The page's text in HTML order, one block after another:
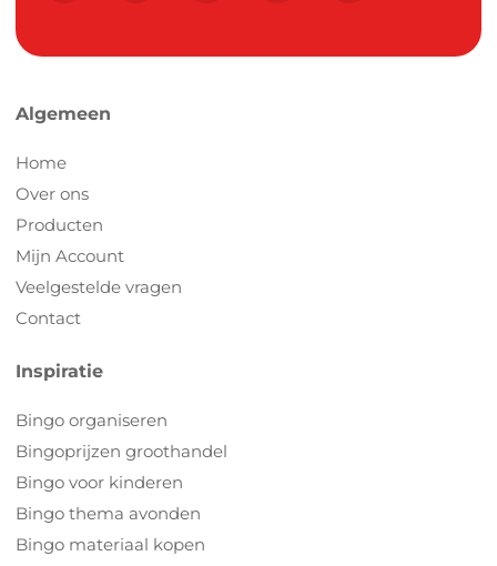
Algemeen
Home
Over ons
Producten
Mijn Account
Veelgestelde vragen
Contact
Inspiratie
Bingo organiseren
Bingoprijzen groothandel
Bingo voor kinderen
Bingo thema avonden
Bingo materiaal kopen